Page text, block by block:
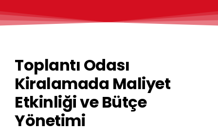
Toplantı Odası
Kiralamada Maliyet
Etkinliği ve Bütçe
Yönetimi